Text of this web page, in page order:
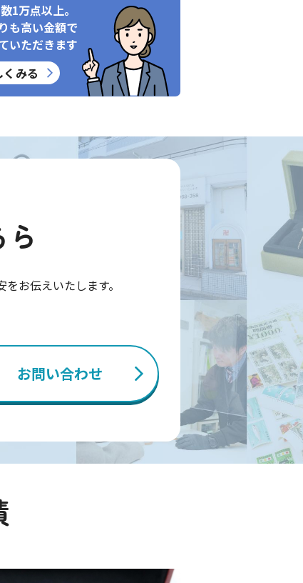
1万点以上。
も高い金額で
いただきます
くみる
お伝えいたします。
お問い合わせ